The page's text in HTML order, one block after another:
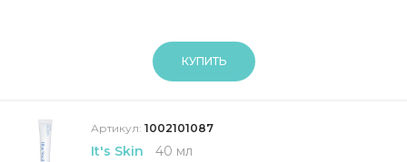
КУПИТЬ
Артикул: 1002101087
It's Skin 40 мл